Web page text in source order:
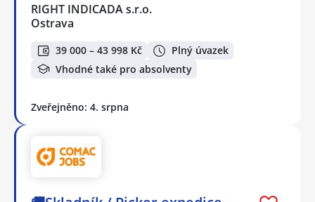
RIGHT INDICADA s.r.o.
Ostrava
39 000 – 43 998 Kč
Plný úvazek
Vhodné také pro absolventy
Zveřejněno: 4. srpna